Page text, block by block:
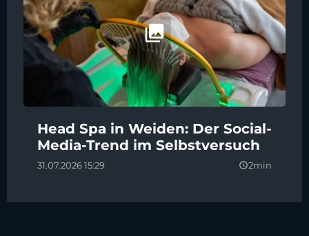
Head Spa in Weiden: Der Social-
Media-Trend im Selbstversuch
31.07.2026 15:29 query_builder2min